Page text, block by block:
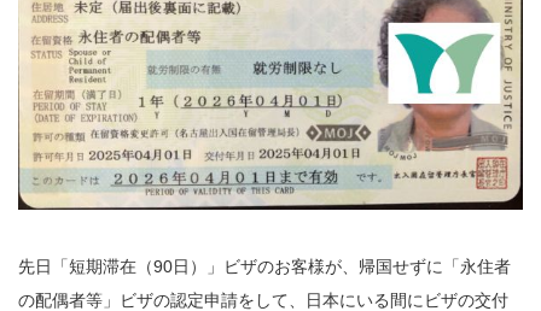
先日「短期滞在（90日）」ビザのお客様が、帰国せずに「永住者
の配偶者等」ビザの認定申請をして、日本にいる間にビザの交付